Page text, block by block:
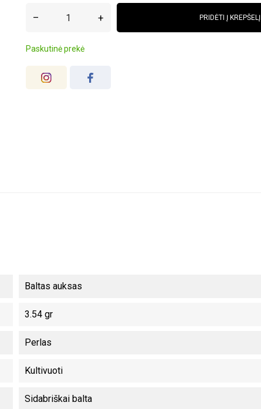
– + PRIDĖTI Į KREPŠELĮ
Paskutinė prekė
Baltas auksas
3.54 gr
Perlas
Kultivuoti
Sidabriškai balta